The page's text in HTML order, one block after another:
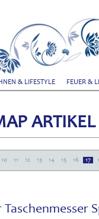
& LIFESTYLE FEUER &
ARTIKEL
10 11 12 13 14 15 16 17
Taschenmesser